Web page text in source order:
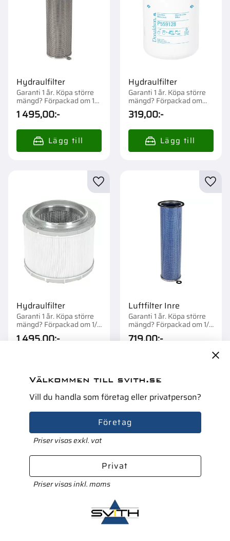
Hydraulfilter
Garanti 1 år. Köpa större
mängd? Förpackad om 1
st.
1 495,00:-
Hydraulfilter
Garanti 1 år. Köpa större
mängd? Förpackad om
1/12 st.
319,00:-
Hydraulfilter
Garanti 1 år. Köpa större
mängd? Förpackad om 1/6
st.
1 495,00:-
Lägg till i favoriter
Luftfilter Inre
Garanti 1 år. Köpa större
mängd? Förpackad om 1/1
st.
719,00:-
Lägg till i favoriter
Välkommen till svith.se
Vill du handla som företag eller privatperson?
Företag
Priser visas exkl. vat
Privat
Priser visas inkl. moms